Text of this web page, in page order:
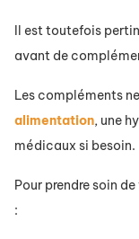
Il est toutefois
avant de
Les compléments
alimentation, une
médicaux si besoin.
Pour prendre soin
: